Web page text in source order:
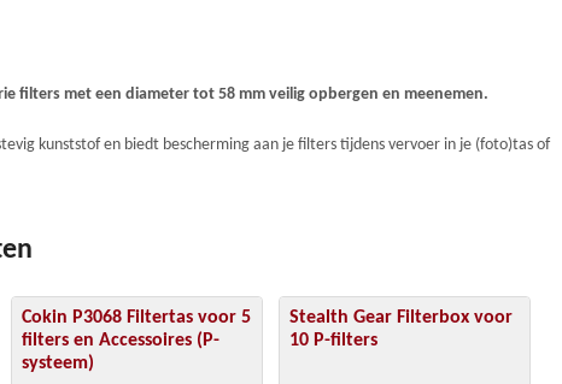
filters met een diameter tot 58 mm veilig opbergen en meenemen.
kunststof en biedt bescherming aan je filters tijdens vervoer in je (foto)tas of
Cokin P3068 Filtertas voor 5
filters en Accessoires (P-
systeem)
Stealth Gear Filterbox voor
10 P-filters